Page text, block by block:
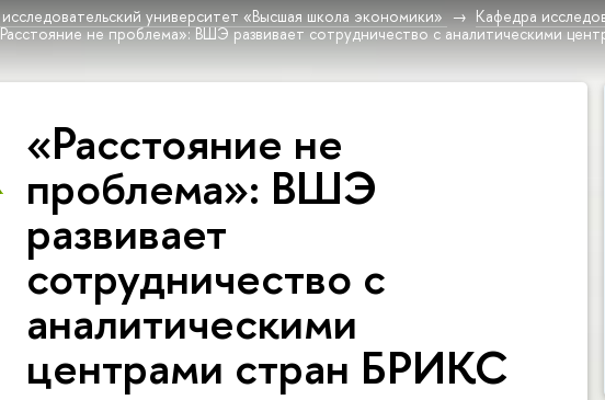
университет «Высшая школа экономики»
Кафедра
не проблема»: ВШЭ развивает сотрудничество с аналитическими
«Расстояние не
проблема»: ВШЭ
развивает
сотрудничество с
аналитическими
центрами стран БРИКС